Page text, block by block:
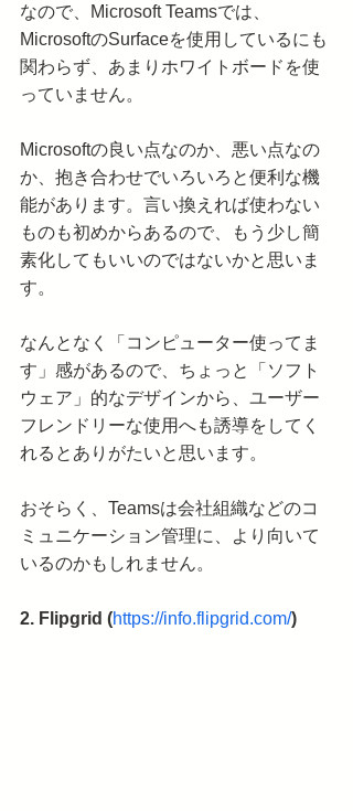
なので、Microsoft Teamsでは、
MicrosoftのSurfaceを使用しているにも
関わらず、あまりホワイトボードを使
っていません。
Microsoftの良い点なのか、悪い点なの
か、抱き合わせでいろいろと便利な機
能があります。言い換えれば使わない
ものも初めからあるので、もう少し簡
素化してもいいのではないかと思いま
す。
なんとなく「コンピューター使ってま
す」感があるので、ちょっと「ソフト
ウェア」的なデザインから、ユーザー
フレンドリーな使用へも誘導をしてく
れるとありがたいと思います。
おそらく、Teamsは会社組織などのコ
ミュニケーション管理に、より向いて
いるのかもしれません。
2. Flipgrid (https://info.flipgrid.com/)